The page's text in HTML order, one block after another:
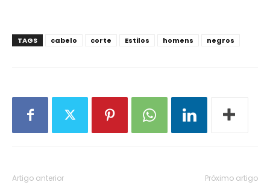
TAGS cabelo corte Estilos homens negros
Artigo anterior Próximo artigo